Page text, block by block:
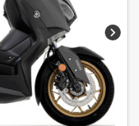
chevron_right